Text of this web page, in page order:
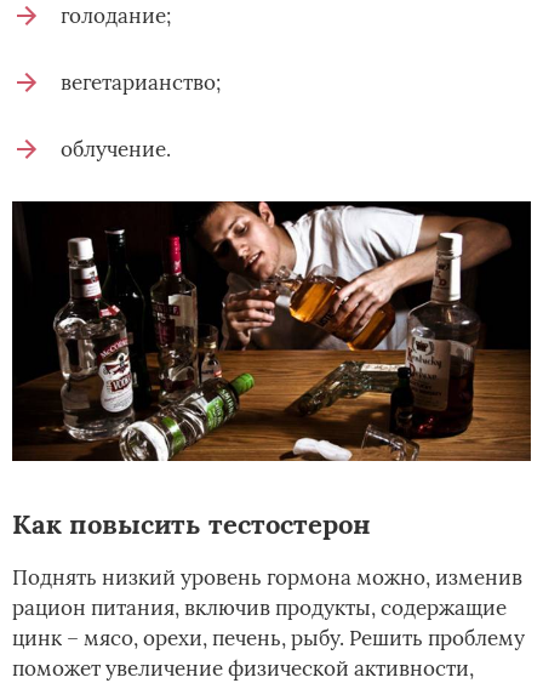
голодание;
вегетарианство;
облучение.
Как повысить тестостерон
Поднять низкий уровень гормона можно, изменив
рацион питания, включив продукты, содержащие
цинк – мясо, орехи, печень, рыбу. Решить проблему
поможет увеличение физической активности,